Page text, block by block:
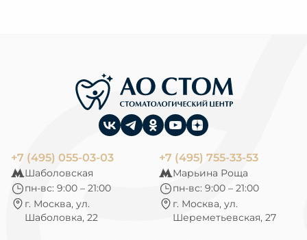
+7 (495) 055-03-03
Шаболовская
пн-вс: 9:00 – 21:00
г. Москва, ул.
Шаболовка, 22
+7 (495) 755-33-53
Марьина Роща
пн-вс: 9:00 – 21:00
г. Москва, ул.
Шереметьевская, 27